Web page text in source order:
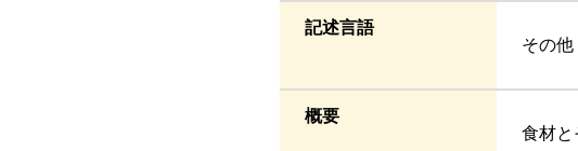
記述言語
その他
概要
食材と